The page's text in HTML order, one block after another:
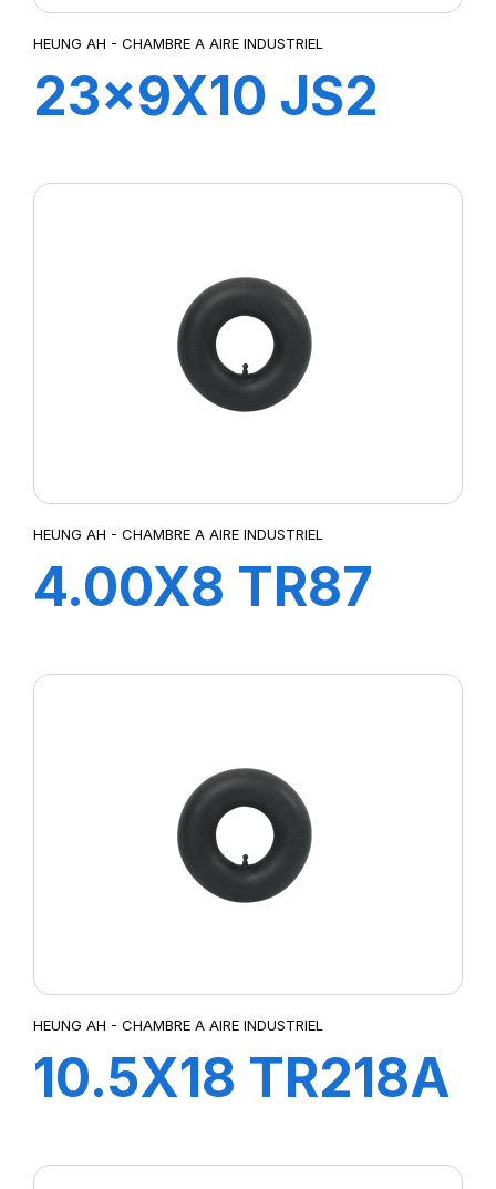
HEUNG AH - CHAMBRE A AIRE INDUSTRIEL
23x9X10 JS2
HEUNG AH - CHAMBRE A AIRE INDUSTRIEL
4.00X8 TR87
HEUNG AH - CHAMBRE A AIRE INDUSTRIEL
10.5X18 TR218A